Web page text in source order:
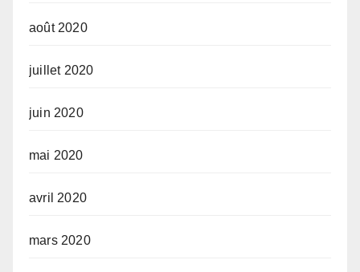
août 2020
juillet 2020
juin 2020
mai 2020
avril 2020
mars 2020